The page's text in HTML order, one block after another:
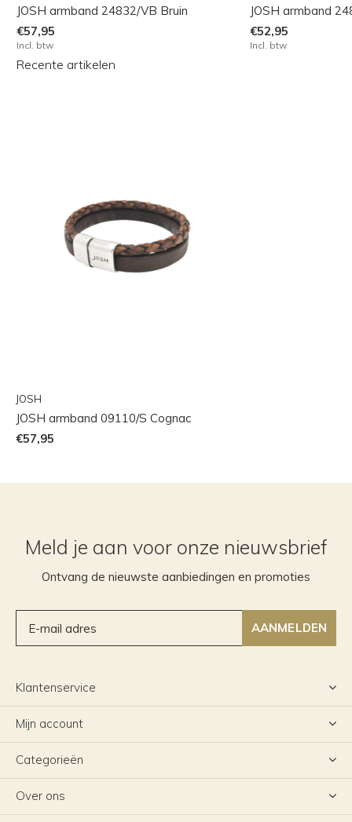
JOSH armband 24832/VB Bruin
€57,95
Incl. btw
JOSH armband
€52,95
Incl. btw
Recente artikelen
JOSH
JOSH armband 09110/S Cognac
€57,95
Meld je aan voor onze nieuwsbrief
Ontvang de nieuwste aanbiedingen en promoties
AANMELDEN
Klantenservice
Mijn account
Categorieën
Over ons